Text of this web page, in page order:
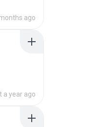
ago
a year ago